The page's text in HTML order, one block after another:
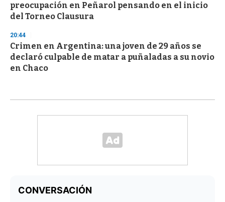
preocupación en Peñarol pensando en el inicio
del Torneo Clausura
20:44
Crimen en Argentina: una joven de 29 años se
declaró culpable de matar a puñaladas a su novio
en Chaco